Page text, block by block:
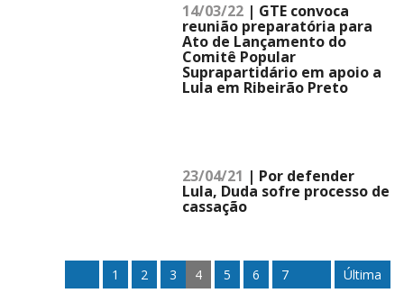
14/03/22 | GTE convoca
reunião preparatória para
Ato de Lançamento do
Comitê Popular
Suprapartidário em apoio a
Lula em Ribeirão Preto
23/04/21 | Por defender
Lula, Duda sofre processo de
cassação
1 2 3 4 5 6 7 Última